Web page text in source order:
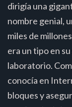
dirigía una
nombre genial,
miles de
era un tipo en
laboratorio.
conocía en
bloques y